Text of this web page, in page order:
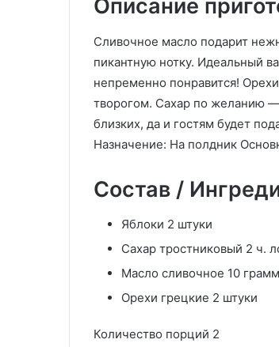
Описание
Сливочное масло подарит
пикантную нотку. Идеальный
непременно понравится!
творогом. Сахар по желанию
близких, да и гостям будет
Назначение: На полдник
Состав /
Яблоки 2 штуки
Сахар тростниковый 2 ч.
Масло сливочное 10 грамм
Орехи грецкие 2 штуки
Количество порций 2